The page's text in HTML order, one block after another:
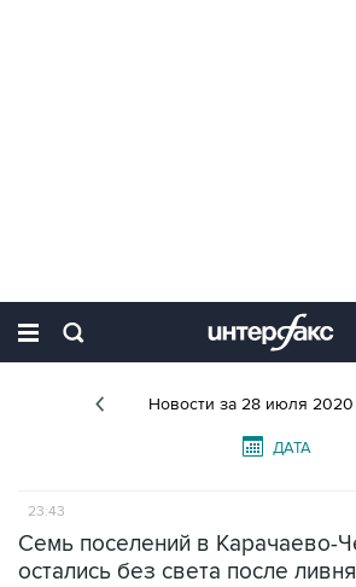
Новости за 28 июля 2020
ДАТА
23:43
Семь поселений в Карачаево-
остались без света после ливня